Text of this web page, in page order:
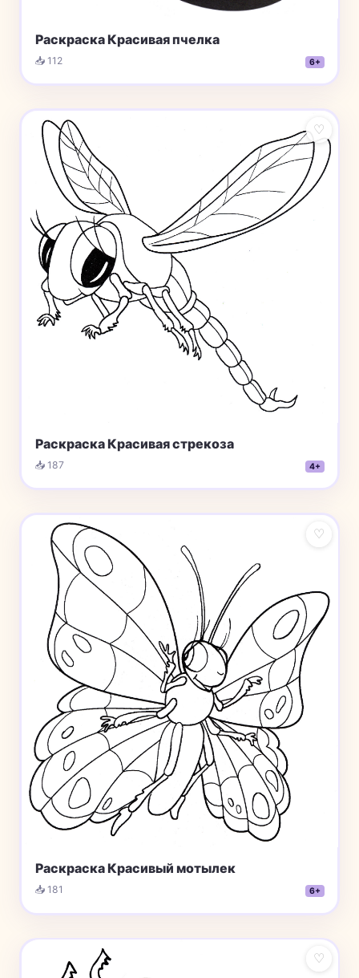
Раскраска Красивая пчелка
📥 112 6+
♡
Раскраска Красивая стрекоза
📥 187 4+
♡
Раскраска Красивый мотылек
📥 181 6+
♡